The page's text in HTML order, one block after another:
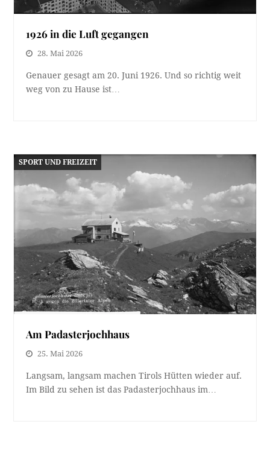
1926 in die Luft gegangen
28. Mai 2026
Genauer gesagt am 20. Juni 1926. Und so richtig weit
weg von zu Hause ist…
SPORT UND FREIZEIT
Am Padasterjochhaus
25. Mai 2026
Langsam, langsam machen Tirols Hütten wieder auf.
Im Bild zu sehen ist das Padasterjochhaus im…